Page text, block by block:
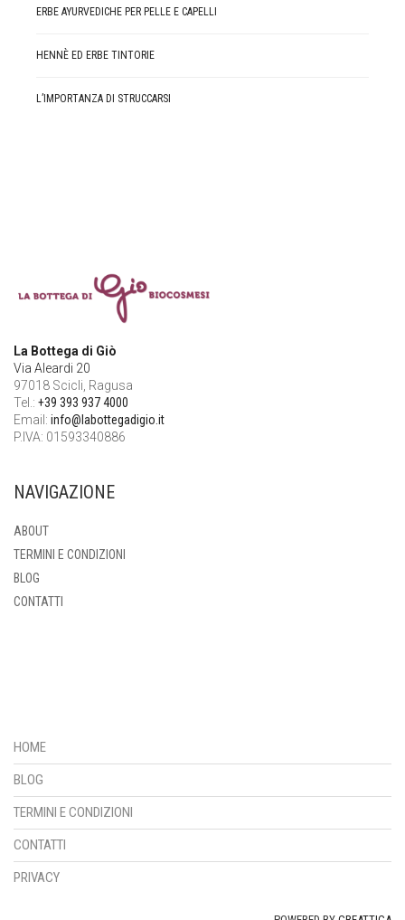
ERBE AYURVEDICHE PER PELLE E CAPELLI
HENNÈ ED ERBE TINTORIE
L’IMPORTANZA DI STRUCCARSI
La Bottega di Giò
Via Aleardi 20
97018 Scicli, Ragusa
Tel.: +39 393 937 4000
Email: info@labottegadigio.it
P.IVA: 01593340886
NAVIGAZIONE
ABOUT
TERMINI E CONDIZIONI
BLOG
CONTATTI
HOME
BLOG
TERMINI E CONDIZIONI
CONTATTI
PRIVACY